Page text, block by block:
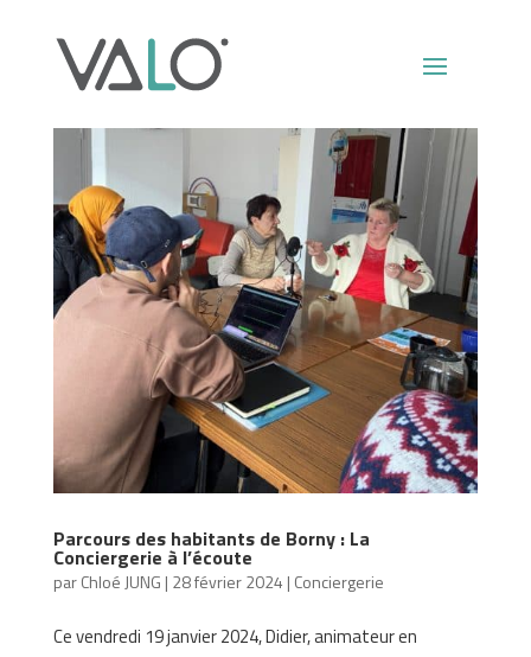
Parcours des habitants de Borny : La
Conciergerie à l’écoute
parChloé JUNG | 28 février 2024 | Conciergerie
Ce vendredi 19 janvier 2024, Didier, animateur en